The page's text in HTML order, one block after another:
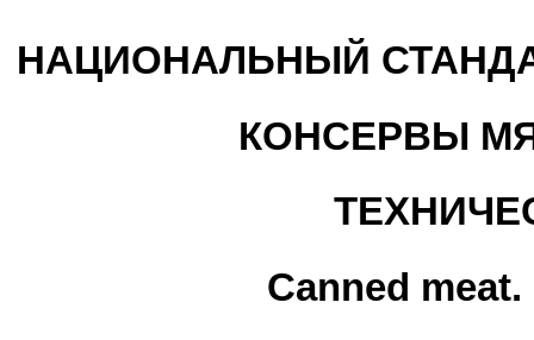
НАЦИОНАЛЬНЫЙ
КОНСЕРВЫ
Canned